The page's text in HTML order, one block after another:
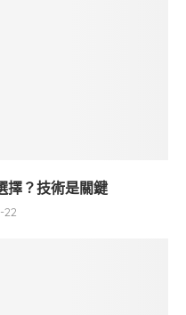
擇？技術是關鍵
22